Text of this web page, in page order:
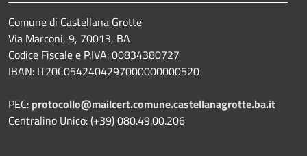
Comune di Castellana Grotte
Via Marconi, 9, 70013, BA
Codice Fiscale e P.IVA: 00834380727
IBAN: IT20C0542404297000000000520
PEC: protocollo@mailcert.comune.castellanagrotte.ba.it
Centralino Unico: (+39) 080.49.00.206